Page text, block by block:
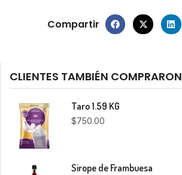
Compartir
CLIENTES TAMBIÉN COMPRARON
Taro 1.59 KG
$750.00
Sirope de Frambuesa